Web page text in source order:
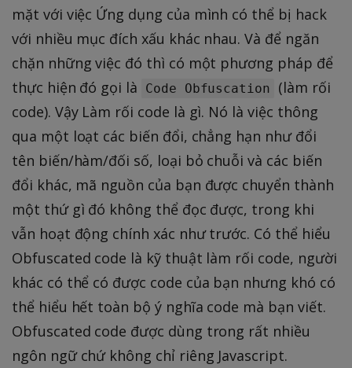
mặt với việc Ứng dụng của mình có thể bị hack
với nhiều mục đích xấu khác nhau. Và để ngăn
chặn những việc đó thì có một phương pháp để
thực hiện đó gọi là
Code Obfuscation
(làm rối
code). Vậy Làm rối code là gì. Nó là việc thông
qua một loạt các biến đổi, chẳng hạn như đổi
tên biến/hàm/đối số, loại bỏ chuỗi và các biến
đổi khác, mã nguồn của bạn được chuyển thành
một thứ gì đó không thể đọc được, trong khi
vẫn hoạt động chính xác như trước. Có thể hiểu
Obfuscated code là kỹ thuật làm rối code, người
khác có thể có được code của bạn nhưng khó có
thể hiểu hết toàn bộ ý nghĩa code mà bạn viết.
Obfuscated code được dùng trong rất nhiều
ngôn ngữ chứ không chỉ riêng Javascript.